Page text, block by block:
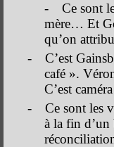
- Ce sont
mère… Et
qu’on
-
C’est
café ».
C’est
-
Ce sont les
à la fin d’un